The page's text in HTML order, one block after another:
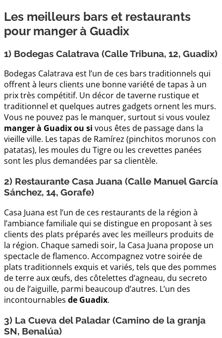
Les meilleurs bars et restaurants
pour manger à Guadix
1) Bodegas Calatrava (Calle Tribuna, 12, Guadix)
Bodegas Calatrava est l’un de ces bars traditionnels qui
offrent à leurs clients une bonne variété de tapas à un
prix très compétitif. Un décor de taverne rustique et
traditionnel et quelques autres gadgets ornent les murs.
Vous ne pouvez pas le manquer, surtout si vous voulez
manger à Guadix ou si vous êtes de passage dans la
vieille ville. Les tapas de Ramírez (pinchitos morunos con
patatas), les moules du Tigre ou les crevettes panées
sont les plus demandées par sa clientèle.
2) Restaurante Casa Juana (Calle Manuel García
Sánchez, 14, Gorafe)
Casa Juana est l’un de ces restaurants de la région à
l’ambiance familiale qui se distingue en proposant à ses
clients des plats préparés avec les meilleurs produits de
la région. Chaque samedi soir, la Casa Juana propose un
spectacle de flamenco. Accompagnez votre soirée de
plats traditionnels exquis et variés, tels que des pommes
de terre aux œufs, des côtelettes d’agneau, du secreto
ou de l’aiguille, parmi beaucoup d’autres. L’un des
incontournables de Guadix.
3) La Cueva del Paladar (Camino de la granja
SN, Benalúa)